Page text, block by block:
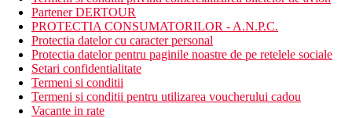
Partener DERTOUR
PROTECTIA CONSUMATORILOR - A.N.P.C.
Protectia datelor cu caracter personal
Protectia datelor pentru paginile noastre de pe retelele sociale
Setari confidentialitate
Termeni si conditii
Termeni si conditii pentru utilizarea voucherului cadou
Vacante in rate